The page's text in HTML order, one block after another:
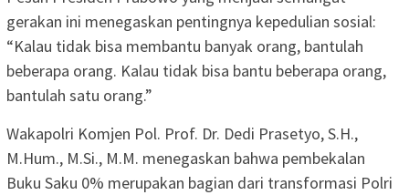
gerakan ini menegaskan pentingnya kepedulian sosial:
“Kalau tidak bisa membantu banyak orang, bantulah
beberapa orang. Kalau tidak bisa bantu beberapa orang,
bantulah satu orang.”
Wakapolri Komjen Pol. Prof. Dr. Dedi Prasetyo, S.H.,
M.Hum., M.Si., M.M. menegaskan bahwa pembekalan
Buku Saku 0% merupakan bagian dari transformasi Polri